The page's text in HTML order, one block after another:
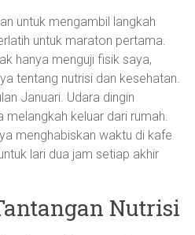
untuk mengambil langkah
untuk maraton pertama.
hanya menguji fisik saya,
tentang nutrisi dan kesehatan.
Januari. Udara dingin
melangkah keluar dari rumah.
menghabiskan waktu di kafe
lari dua jam setiap akhir
Nutrisi